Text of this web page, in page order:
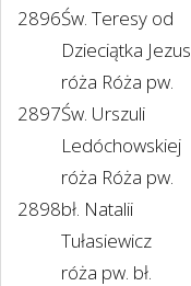
2896Św. Teresy od
Dzieciątka Jezus
2897
róża Róża pw.
Św. Urszuli
Ledóchowskiej
2898
róża Róża pw.
bł. Natalii
Tułasiewicz
róża pw. bł.